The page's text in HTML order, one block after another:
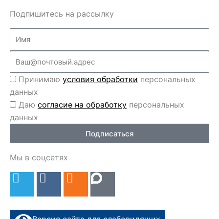
Подпишитесь на рассылку
Name
Перс
данные
Принимаю условия обработки персональных
данных
Перс
данные
Даю согласие на обработку персональных
данных
Подписаться
Мы в соцсетях
e
o